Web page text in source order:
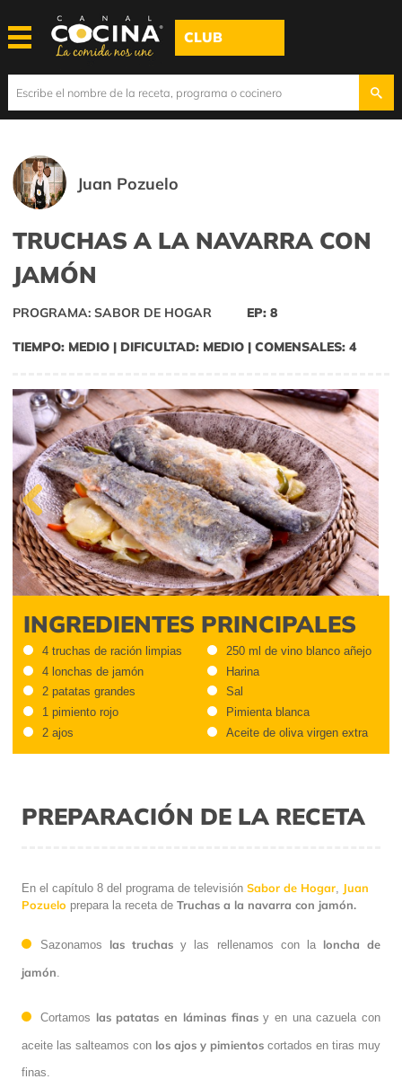
CLUB
Juan Pozuelo
TRUCHAS A LA NAVARRA CON
JAMÓN
PROGRAMA: SABOR DE HOGAR EP: 8
TIEMPO: MEDIO | DIFICULTAD: MEDIO | COMENSALES: 4
Previous
INGREDIENTES PRINCIPALES
4 truchas de ración limpias
4 lonchas de jamón
2 patatas grandes
1 pimiento rojo
2 ajos
250 ml de vino blanco añejo
Harina
Sal
Pimienta blanca
Aceite de oliva virgen extra
PREPARACIÓN DE LA RECETA
En el capítulo 8 del programa de televisión Sabor de Hogar
Juan
Pozuelo prepara la receta de Truchas a la navarra con jamón.
Sazonamos las truchas y las rellenamos con la loncha de
jamón
Cortamos las patatas en láminas finasy en una cazuela con
aceite las salteamos con los ajos y pimientos cortados en tiras muy
finas.